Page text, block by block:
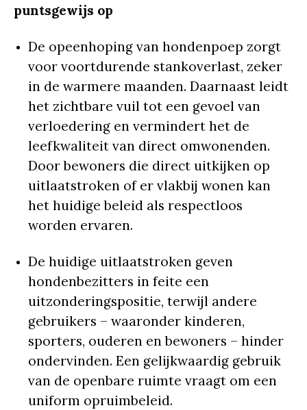
puntsgewijs op
De opeenhoping van hondenpoep zorgt
voor voortdurende stankoverlast, zeker
in de warmere maanden. Daarnaast leidt
het zichtbare vuil tot een gevoel van
verloedering en vermindert het de
leefkwaliteit van direct omwonenden.
Door bewoners die direct uitkijken op
uitlaatstroken of er vlakbij wonen kan
het huidige beleid als respectloos
worden ervaren.
De huidige uitlaatstroken geven
hondenbezitters in feite een
uitzonderingspositie, terwijl andere
gebruikers – waaronder kinderen,
sporters, ouderen en bewoners – hinder
ondervinden. Een gelijkwaardig gebruik
van de openbare ruimte vraagt om een
uniform opruimbeleid.